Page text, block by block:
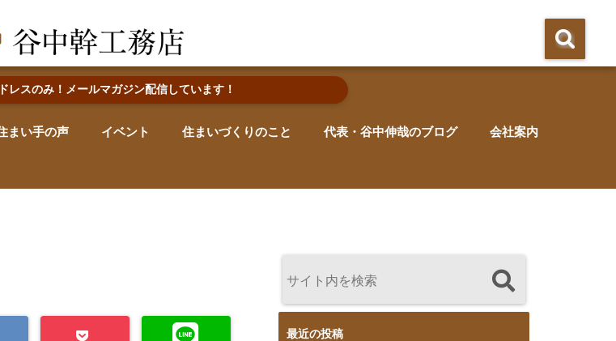
レスのみ！メールマガジン配信しています！
まい手の声 イベント 住まいづくりのこと 代表・谷中伸哉のブログ 会社案内
最近の投稿